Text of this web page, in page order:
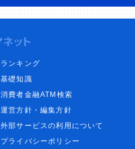
ランキング
基礎知識
消費者金融ATM検索
運営方針・編集方針
外部サービスの利用について
プライバシーポリシー